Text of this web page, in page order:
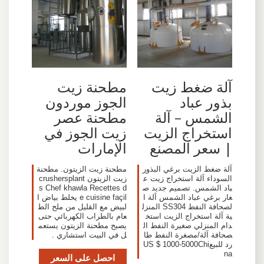
آلة ضغط زيت
بذور عباد
الشمس – آلة
استخراج الزيت
| سعر المصنع
آلة ضغط الزيت برغي البذور
السوداء آلة استخراج زيت ع
باد الشمس. تصميم جديد ص
غار برغي عباد الشمس آلة ا
لصحافة النفط SS304 المنزل
ية آلة استخراج الزيت استخ
دام المنزلي صغيرة النفط ال
صحافة آلة/مصغرة النفط طا
رد للبيعUS $ 1000-5000Chi
na
مطحنة زيت
الجوز موردون
مطحنة عصر
زيت الجوز في
الإمارات
مطحنة زيت الزيتون. مطحنة
زيت الزيتون crushersplant
s Chef khawla Recettes d
e cuisine façil يخلط بياض ا
لبيض مع القليل من ملح الط
عام بالطراب الكهربائي حتى
يصبح مطحنة الزيتون يستعم
ل في البيت استشاري .
احصل على السعر